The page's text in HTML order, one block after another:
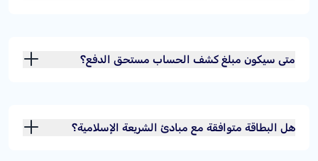
متى سيكون مبلغ كشف الحساب مستحق الدفع؟
هل البطاقة متوافقة مع مبادئ الشريعة الإسلامية؟